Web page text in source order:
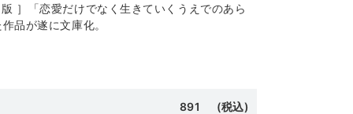
「恋愛だけでなく生きていくうえでのあら
品が遂に文庫化。
891 (税込)